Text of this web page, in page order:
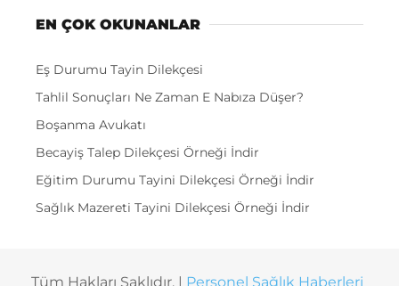
EN ÇOK OKUNANLAR
Eş Durumu Tayin Dilekçesi
Tahlil Sonuçları Ne Zaman E Nabıza Düşer?
Boşanma Avukatı
Becayiş Talep Dilekçesi Örneği İndir
Eğitim Durumu Tayini Dilekçesi Örneği İndir
Sağlık Mazereti Tayini Dilekçesi Örneği İndir
Tüm Hakları Saklıdır. | Personel Sağlık Haberleri